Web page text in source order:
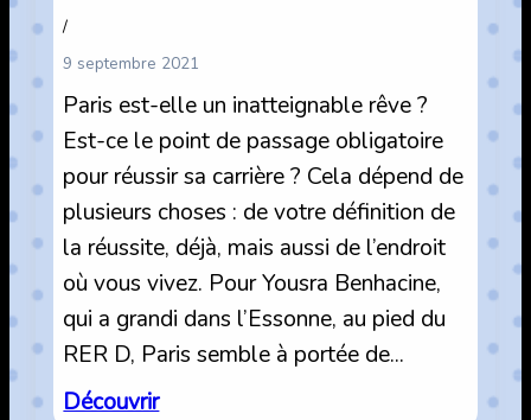
/
9 septembre 2021
Paris est-elle un inatteignable rêve ?
Est-ce le point de passage obligatoire
pour réussir sa carrière ? Cela dépend de
plusieurs choses : de votre définition de
la réussite, déjà, mais aussi de l’endroit
où vous vivez. Pour Yousra Benhacine,
qui a grandi dans l’Essonne, au pied du
RER D, Paris semble à portée de…
Découvrir: